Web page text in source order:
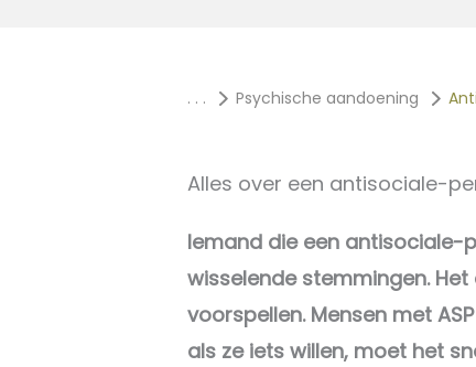
. . . Psychische aandoening
Alles over een antisociale-
Iemand die een antisociale-
wisselende stemmingen.
voorspellen. Mensen met
als ze iets willen, moet het